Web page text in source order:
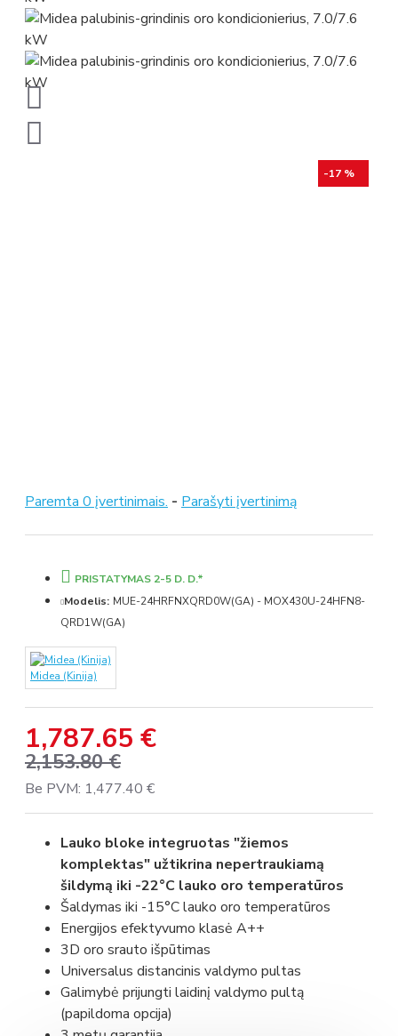
-17 %
Paremta 0 įvertinimais. - Parašyti įvertinimą
1,787.65 €
2,153.80 €
Be PVM: 1,477.40 €
PRISTATYMAS 2-5 D. D.*
Modelis: MUE-24HRFNXQRD0W(GA) - MOX430U-24HFN8-
QRD1W(GA)
Midea (Kinija)
Lauko bloke integruotas "žiemos
komplektas" užtikrina nepertraukiamą
šildymą iki -22°C lauko oro temperatūros
Šaldymas iki -15°C lauko oro temperatūros
Energijos efektyvumo klasė A++
3D oro srauto išpūtimas
Universalus distancinis valdymo pultas
Galimybė prijungti laidinį valdymo pultą
(papildoma opcija)